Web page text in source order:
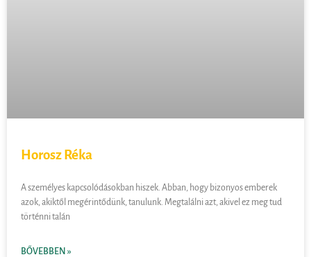
Horosz Réka
A személyes kapcsolódásokban hiszek. Abban, hogy bizonyos emberek
azok, akiktől megérintődünk, tanulunk. Megtalálni azt, akivel ez meg tud
történni talán
BŐVEBBEN »